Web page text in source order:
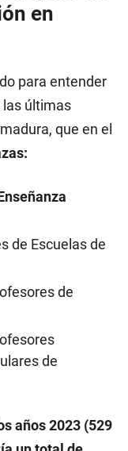
en
para entender
las últimas
que en el
de Escuelas de
de
de
años 2023 (529